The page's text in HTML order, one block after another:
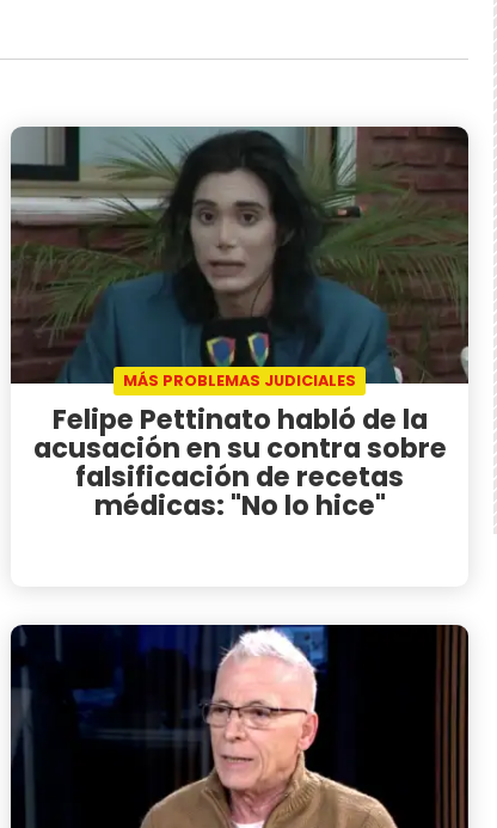
MÁS PROBLEMAS JUDICIALES
Felipe Pettinato habló de la
acusación en su contra sobre
falsificación de recetas
médicas: "No lo hice"